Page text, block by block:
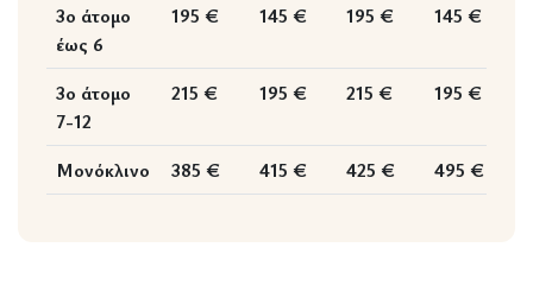
3ο άτομο
έως 6
195 € 145 € 195 € 145 €
3ο άτομο
7-12
215 € 195 € 215 € 195 €
Μονόκλινο 385 € 415 € 425 € 495 €